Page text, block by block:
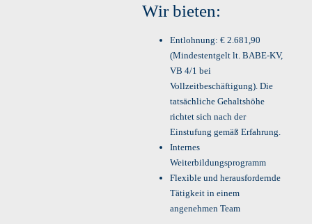
Wir bieten:
Entlohnung: € 2.681,90
(Mindestentgelt lt. BABE-KV,
VB 4/1 bei
Vollzeitbeschäftigung). Die
tatsächliche Gehaltshöhe
richtet sich nach der
Einstufung gemäß Erfahrung.
Internes
Weiterbildungsprogramm
Flexible und herausfordernde
Tätigkeit in einem
angenehmen Team